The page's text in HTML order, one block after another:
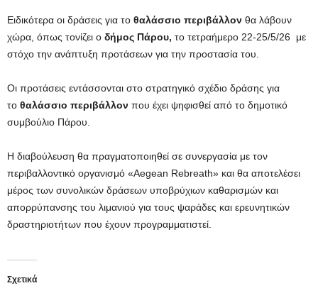
Ειδικότερα οι δράσεις για το θαλάσσιο περιβάλλον θα λάβουν
χώρα, όπως τονίζει ο δήμος Πάρου, το τετραήμερο 22-25/5/26 με
στόχο την ανάπτυξη προτάσεων για την προστασία του.
Οι προτάσεις εντάσσονται στο στρατηγικό σχέδιο δράσης για
το θαλάσσιο περιβάλλον που έχει ψηφισθεί από το δημοτικό
συμβούλιο Πάρου.
Η διαβούλευση θα πραγματοποιηθεί σε συνεργασία με τον
περιβαλλοντικό οργανισμό «Aegean Rebreath» και θα αποτελέσει
μέρος των συνολικών δράσεων υποβρύχιων καθαρισμών και
απορρύπανσης του λιμανιού για τους ψαράδες και ερευνητικών
δραστηριοτήτων που έχουν προγραμματιστεί.
Σχετικά